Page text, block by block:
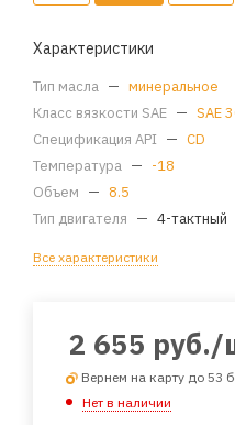
Характеристики
Тип масла — минеральное
Класс вязкости SAE — SAE
Спецификация API — CD
Температура — -18
Объем — 8.5
Тип двигателя — 4-тактный
Все характеристики
2 655 руб./
Вернем на карту до 53
Нет в наличии